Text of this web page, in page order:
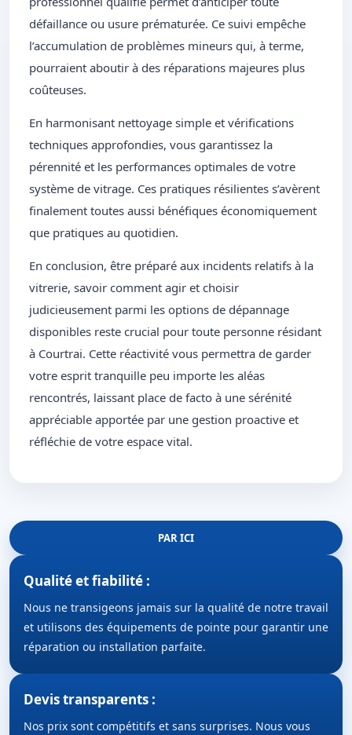
défaillance ou usure prématurée. Ce suivi empêche
l’accumulation de problèmes mineurs qui, à terme,
pourraient aboutir à des réparations majeures plus
coûteuses.
En harmonisant nettoyage simple et vérifications
techniques approfondies, vous garantissez la
pérennité et les performances optimales de votre
système de vitrage. Ces pratiques résilientes s’avèrent
finalement toutes aussi bénéfiques économiquement
que pratiques au quotidien.
En conclusion, être préparé aux incidents relatifs à la
vitrerie, savoir comment agir et choisir
judicieusement parmi les options de dépannage
disponibles reste crucial pour toute personne résidant
à Courtrai. Cette réactivité vous permettra de garder
votre esprit tranquille peu importe les aléas
rencontrés, laissant place de facto à une sérénité
appréciable apportée par une gestion proactive et
réfléchie de votre espace vital.
PAR ICI
Qualité et fiabilité :
Nous ne transigeons jamais sur la qualité de notre travail
et utilisons des équipements de pointe pour garantir une
réparation ou installation parfaite.
Devis transparents :
Nos prix sont compétitifs et sans surprises. Nous vous